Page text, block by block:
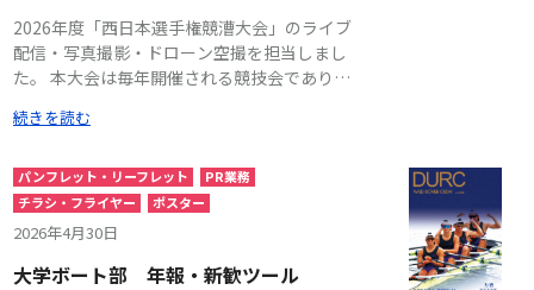
2026年度「西日本選手権競漕大会」のライブ
配信・写真撮影・ドローン空撮を担当しまし
た。 本大会は毎年開催される競技会であり、
ィの向上を図っています。 本年度は特に実況
リアルタイムで伝えることで、視聴者の理解と
没入感を向上。現地観戦に近い臨場感をオンラ
イン上でも体験できる配信設計としました。
地上カメラによる臨場感ある映像を組み合わせ
続きを読む
パンフレット・リーフレット
PR業務
チラシ・フライヤー
ポスター
2026年4月30日
大学ボート部 年報・新歓ツール